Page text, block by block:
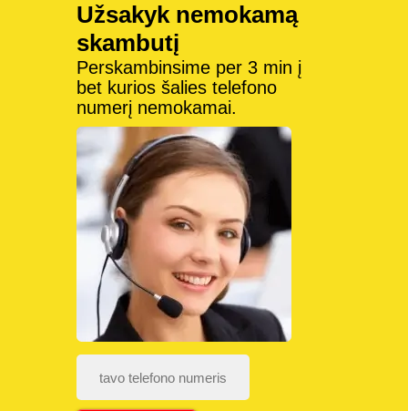
Užsakyk nemokamą
skambutį
Perskambinsime per 3 min į
bet kurios šalies telefono
numerį nemokamai.